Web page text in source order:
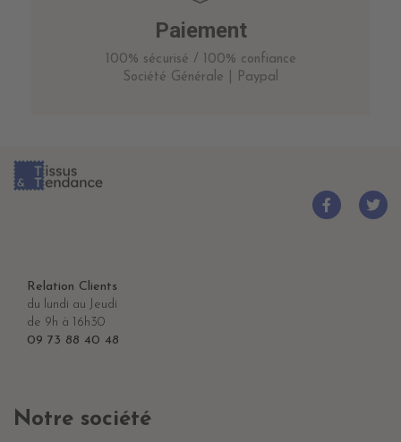
Paiement
100% sécurisé / 100% confiance
Société Générale | Paypal
Relation Clients
du lundi au Jeudi
de 9h à 16h30
09 73 88 40 48
Notre société